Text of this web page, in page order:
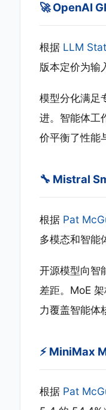
🚀 OpenAI
根据 LLM
版本定价为
模型分化满足
进。智能体工
价平衡了性能
🔧 Mistral
根据 Pat
多模态和智能
开源模型向智
差距。MoE
力覆盖智能体
⚡ MiniMax
根据 Pat